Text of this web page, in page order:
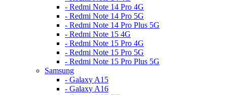
- Redmi Note 14 Pro 4G
- Redmi Note 14 Pro 5G
- Redmi Note 14 Pro Plus 5G
- Redmi Note 15 4G
- Redmi Note 15 Pro 4G
- Redmi Note 15 Pro 5G
- Redmi Note 15 Pro Plus 5G
Samsung
- Galaxy A15
- Galaxy A16